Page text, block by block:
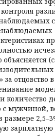
отцовство
количество
с мужчиной,